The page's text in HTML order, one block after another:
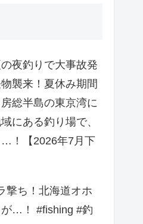
夜釣りで大事故発
襲来！夏休み期間
総半島の東京湾に
にある釣り場で、
！【2026年7月下
撃ち！北海道オホ
…！ #fishing #釣